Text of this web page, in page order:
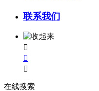
联系我们



在线搜索